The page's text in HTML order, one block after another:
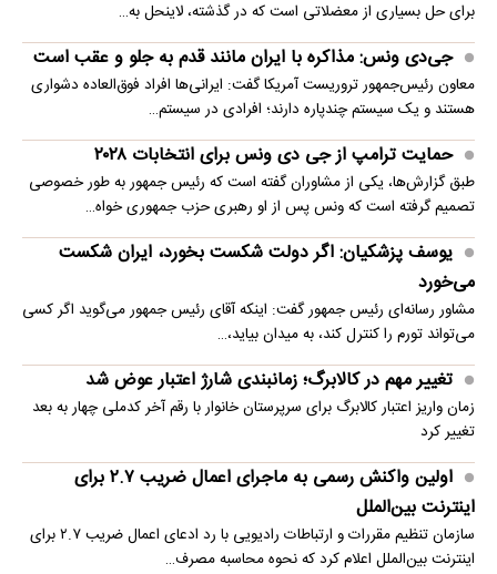
برای حل بسیاری از معضلاتی‌ است که در گذشته، لاینحل به…
جی‌دی ونس: مذاکره با ایران مانند قدم به جلو و عقب است
معاون رئیس‌جمهور تروریست آمریکا گفت: ایرانی‌ها افراد فوق‌العاده دشواری
هستند و یک سیستم چندپاره دارند؛ افرادی در سیستم…
حمایت ترامپ از جی دی ونس برای انتخابات ۲۰۲۸
طبق گزارش‌ها، یکی از مشاوران گفته است که رئیس جمهور به طور خصوصی
تصمیم گرفته است که ونس پس از او رهبری حزب جمهوری خواه…
یوسف پزشکیان: اگر دولت شکست بخورد، ایران شکست
می‌خورد
مشاور رسانه‌ای رئیس جمهور گفت: اینکه آقای رئیس جمهور می‌گوید اگر کسی
می‌تواند تورم را کنترل کند، به میدان بیاید،…
تغییر مهم در کالابرگ؛ زمانبندی‌ شارژ اعتبار عوض شد
زمان واریز اعتبار کالابرگ برای سرپرستان خانوار با رقم آخر کدملی چهار به بعد
تغییر کرد
اولین واکنش رسمی به ماجرای اعمال ضریب ۲.۷ برای
اینترنت بین‌الملل
سازمان تنظیم مقررات و ارتباطات رادیویی با رد ادعای اعمال ضریب ۲.۷ برای
اینترنت بین‌الملل اعلام کرد که نحوه محاسبه مصرف…